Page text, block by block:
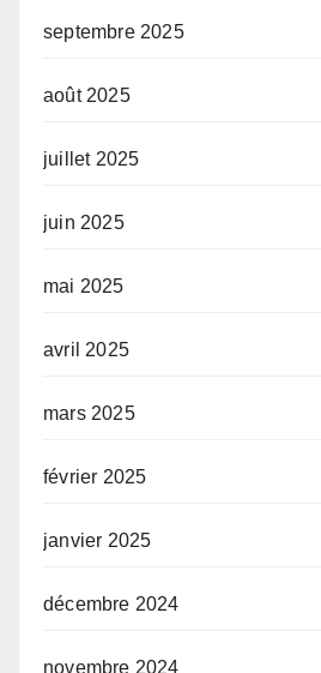
septembre 2025
août 2025
juillet 2025
juin 2025
mai 2025
avril 2025
mars 2025
février 2025
janvier 2025
décembre 2024
novembre 2024